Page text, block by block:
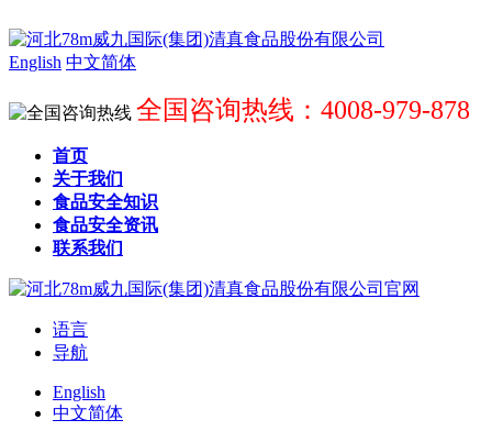
English 中文简体
全国咨询热线：4008-979-878
首页
关于我们
食品安全知识
食品安全资讯
联系我们
语言
导航
English
中文简体